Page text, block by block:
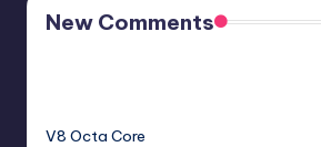
New Comments
V8 Octa Core